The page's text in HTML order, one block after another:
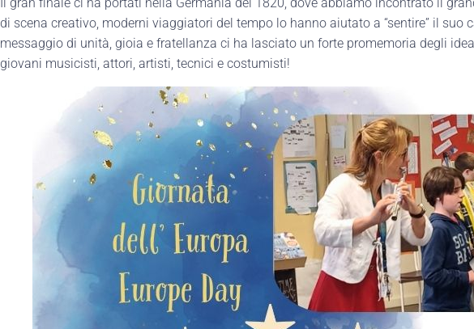
di scena creativo, moderni viaggiatori del tempo lo hanno aiutato a “sentire” il
messaggio di unità, gioia e fratellanza ci ha lasciato un forte promemoria degli
giovani musicisti, attori, artisti, tecnici e costumisti!